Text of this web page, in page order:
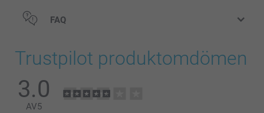
FAQ
Trustpilot produktomdömen
3.0
AV5